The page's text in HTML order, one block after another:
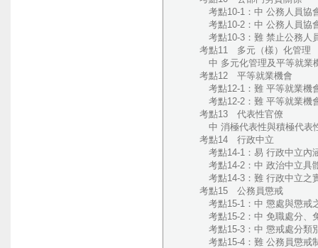
考點10-1：中 公務人員協會
考點10-2：中 公務人員協會
考點10-3：難 禁止公務人員
考點11 多元（樣）化管理
中 多元化管理及平等就業機
考點12 平等就業機會
考點12-1：難 平等就業機會
考點12-2：難 平等就業機會
考點13 代表性官僚
中 消極代表性與積極代表性
考點14 行政中立
考點14-1：易 行政中立內涵
考點14-2：中 政治中立具體
考點14-3：難 行政中立之實
考點15 公務員懲戒
考點15-1：中 懲處與懲戒之
考點15-2：中 免職處分、免
考點15-3：中 懲戒處分類別
考點15-4：難 公務員懲戒制